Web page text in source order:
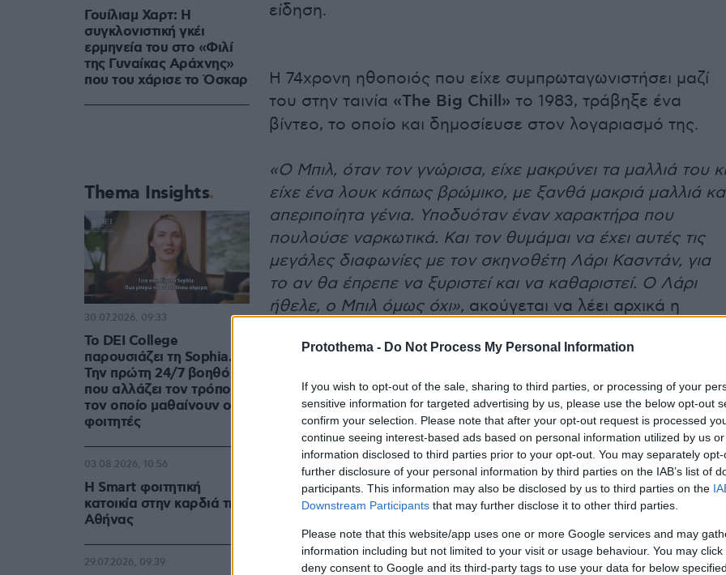
Protothema - Do Not Process My Personal Information
If you wish to opt-out of the sale, sharing to third parties, or processing of your
sensitive information for targeted advertising by us, please use the below opt-out
confirm your selection. Please note that after your opt-out request is processed
continue seeing interest-based ads based on personal information utilized by us
information disclosed to third parties prior to your opt-out. You may separately
further disclosure of your personal information by third parties on the IAB’s list of
participants. This information may also be disclosed by us to third parties on the
Downstream Participants that may further disclose it to other third parties.
Please note that this website/app uses one or more Google services and may
information including but not limited to your visit or usage behaviour. You may
deny consent to Google and its third-party tags to use your data for below
είδηση.
Η 74χρονη ηθοποιός που είχε συμπρωταγωνιστήσει μαζί
του στην ταινία «The Big Chill» το 1983, τράβηξε ένα
βίντεο, το οποίο και δημοσίευσε στον λογαριασμό της.
«Ο Μπιλ, όταν τον γνώρισα, είχε μακρύνει τα μαλλιά του κι
είχε ένα λουκ κάπως βρώμικο, με ξανθά μακριά μαλλιά
απεριποίητα γένια. Υποδυόταν έναν χαρακτήρα που
πουλούσε ναρκωτικά. Και τον θυμάμαι να έχει αυτές τις
μεγάλες διαφωνίες με τον σκηνοθέτη Λάρι Κασντάν, για
το αν θα έπρεπε να ξυριστεί και να καθαριστεί. Ο Λάρι
ήθελε, ο Μπιλ όμως όχι», ακούγεται να λέει αρχικά η
Γουίλιαμ Χαρτ: Η
συγκλονιστική γκέι
ερμηνεία του στο «Φιλί
της Γυναίκας Αράχνης»
που του χάρισε το Όσκαρ
Thema Insights
Το DEI College
παρουσιάζει τη Sophia.
Την πρώτη 24/7 βοηθό AI
που αλλάζει τον τρόπο με
τον οποίο μαθαίνουν οι
φοιτητές
30.07.2026, 09:33
Η Smart φοιτητική
κατοικία στην καρδιά της
Αθήνας
03.08.2026, 10:56
29.07.2026, 09:39